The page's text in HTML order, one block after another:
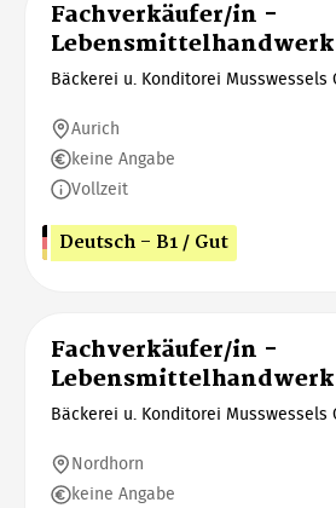
Fachverkäufer/in -
Bäckerei u. Konditorei Musswessels
Aurich
keine Angabe
Vollzeit
Deutsch - B1 / Gut
Fachverkäufer/in -
Bäckerei u. Konditorei Musswessels
Nordhorn
keine Angabe